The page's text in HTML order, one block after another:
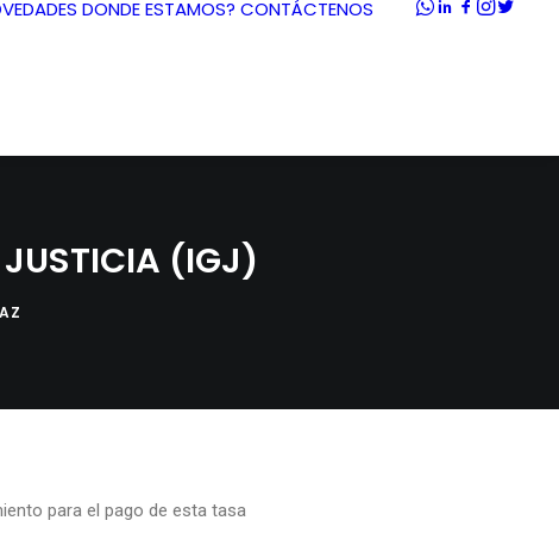
DONDE ESTAMOS? CONTÁCTENOS
JUSTICIA (IGJ)
para el pago de esta tasa